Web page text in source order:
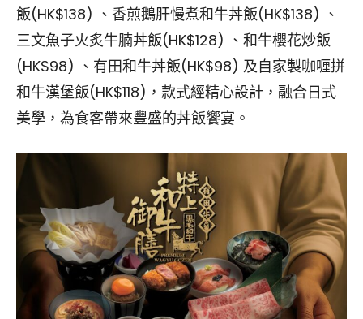
飯(HK$138) 、香煎鵝肝慢煮和牛丼飯(HK$138) 、
三文魚子火炙牛腩丼飯(HK$128) 、和牛櫻花炒飯
(HK$98) 、有田和牛丼飯(HK$98) 及自家製咖喱拼
和牛漢堡飯(HK$118)，款式經精心設計，融合日式
美學，為食客帶來豐盛的丼飯饗宴。